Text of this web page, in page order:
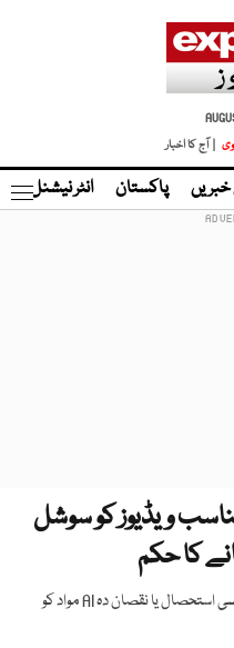
وی | آج کا اخبار
پاکستان انٹر نیشنل
ویڈیوز کو سوشل
یہ اقدامات غلط معلومات، گمراہ کن مواد، جنسی استحصال یا نقصان دہ AI مواد کو